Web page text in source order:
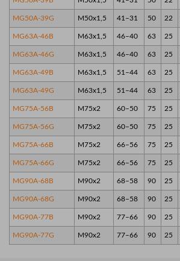
MG50A-39G M50x1,5 41–31 50 22
MG63A-46B M63x1,5 46–40 63 25
MG63A-46G M63x1,5 46–40 63 25
MG63A-49B M63x1,5 51–44 63 25
MG63A-49G M63x1,5 51–44 63 25
MG75A-56B M75x2 60–50 75 25
MG75A-56G M75x2 60–50 75 25
MG75A-66B M75x2 66–56 75 25
MG75A-66G M75x2 66–56 75 25
MG90A-68B M90x2 68–58 90 25
MG90A-68G M90x2 68–58 90 25
MG90A-77B M90x2 77–66 90 25
MG90A-77G M90x2 77–66 90 25